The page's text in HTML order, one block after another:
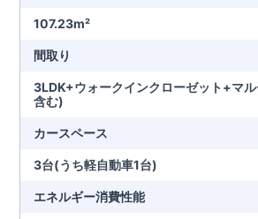
107.23m²
間取り
3LDK+ウォークインクローゼット+マ
含む)
カースペース
3台(うち軽自動車1台)
エネルギー消費性能